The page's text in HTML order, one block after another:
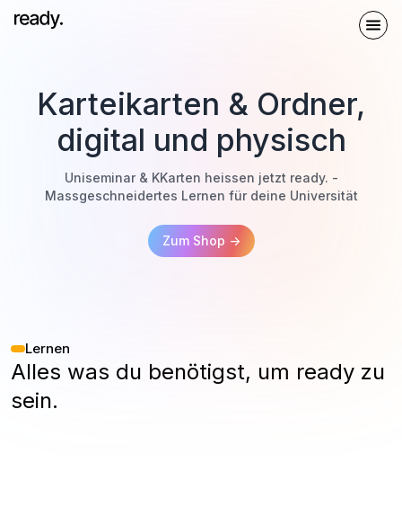
Karteikarten & Ordner,
digital und physisch
Uniseminar & KKarten heissen jetzt ready. -
Massgeschneidertes Lernen für deine Universität
Zum Shop ->
Lernen
Alles was du benötigst, um ready zu
sein.